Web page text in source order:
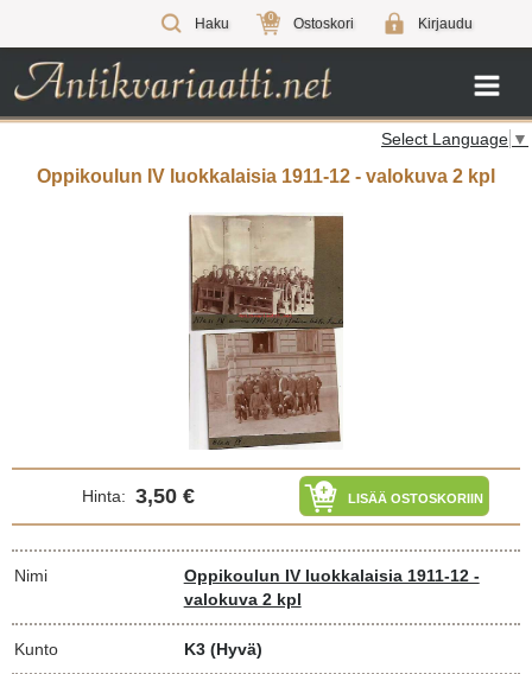
Haku 0 Ostoskori Kirjaudu
Select Language ▼
Oppikoulun IV luokkalaisia 1911-12 - valokuva 2 kpl
Hinta: 3,50 € LISÄÄ OSTOSKORIIN
Nimi
Oppikoulun IV luokkalaisia 1911-12 -
valokuva 2 kpl
Kunto K3 (Hyvä)